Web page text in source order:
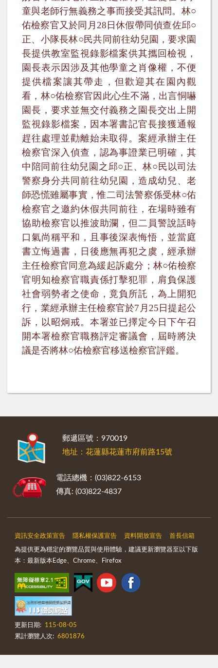
童與老師行無義務之事而接受其訊問。林○
佑檢察官又於同月 28日休假帶同偵查佐邱○
正、小隊長林○民共同前往幼兒園，要求園
長提供教室監視錄影檔案供其攜回檢視，
園長表示因涉及其他學童之肖像權，不便
提供檔案讓其帶走，但歡迎其在園內觀
看，林○佑檢察官因此心生不滿，出言恫嚇
園長，要求並無交付義務之園長交出上開
監視錄影檔案，因本署書記官長接獲通報
趕往處理並勸離始未取得。案經承辦主任
檢察官深入偵查，認為事證業已明確，其
中陪同前往幼兒園之邱○正、林○民 以司法
警察身分共同前往幼兒園，造成幼兒、老
師恐慌雖屬事實，惟二司法警察係受林○佑
檢察官之邀約休假共同前往，在場時雖有
協助檢察官以推波助瀾，但二員警說話時
口氣尚稱平和，且事後深表悔悟，並當庭
書立悔過書，日後應無再犯之虞，經承辦
主任檢察官同意為緩起訴處分； 林○佑檢察
官明知檢察官職責係打擊犯罪，肩負保護
社會弱勢者之使命，竟負所託，為上開犯
行， 業經承辦主任檢察官於7 月 25日提起公
訴，以昭炯戒。本署並已擇定今日下午召
開本署檢察官職務評定審議會，屆時將決
議是否將林○佑檢察官移送檢察官評鑑。
郵遞區號：970019
地址：花蓮縣花蓮市府前路15號
電話總機：(03)822-6153
傳真: (03)822-4837
資訊安全政策宣告 隱私權保護宣告 資料開放宣告 首長信箱
為提供更為穩定的瀏覽品質與使用體驗，建議更新瀏覽器至以下版
本：最新版本Edge、Chrome、Firefox
更新日期:
115-08-05
累計瀏覽人次: 6801876